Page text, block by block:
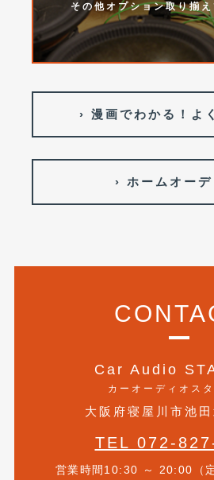
その他オプション取り揃え
› 漫画でわかる！よ
› ホームオーデ
Car Audio
カーオーディオス
大阪府寝屋川市池
TEL 072-
営業時間10:30 ～ 20:00（